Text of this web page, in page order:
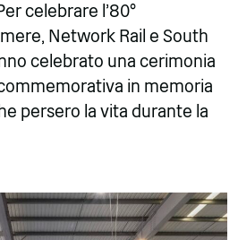
celebrare l'80°
Network Rail e South
celebrato una cerimonia
in memoria
persero la vita durante la